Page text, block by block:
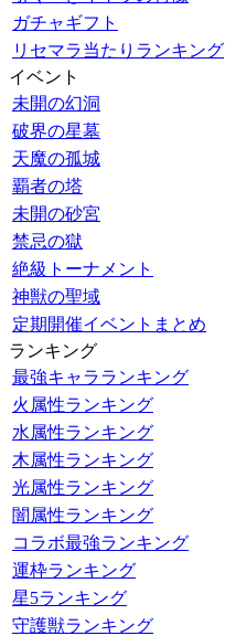
ガチャギフト
リセマラ当たりランキング
イベント
未開の幻洞
破界の星墓
天魔の孤城
覇者の塔
未開の砂宮
禁忌の獄
絶級トーナメント
神獣の聖域
定期開催イベントまとめ
ランキング
最強キャラランキング
火属性ランキング
水属性ランキング
木属性ランキング
光属性ランキング
闇属性ランキング
コラボ最強ランキング
運枠ランキング
星5ランキング
守護獣ランキング